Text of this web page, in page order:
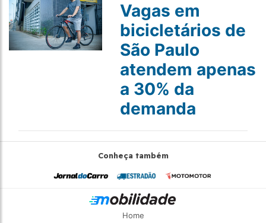
Vagas em
bicicletários de
São Paulo
atendem apenas
a 30% da
demanda
Conheça também
Home